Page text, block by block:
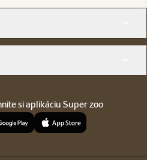
si aplikáciu Super zoo